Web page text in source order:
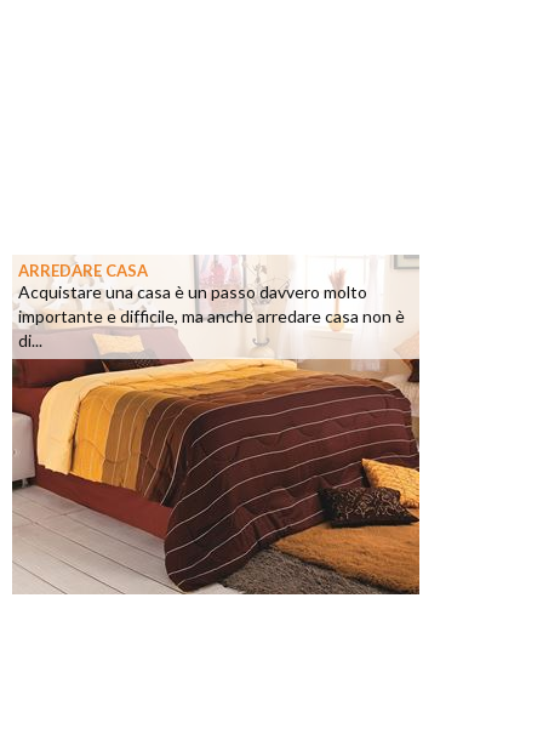
ARREDARE CASA
Acquistare una casa è un passo davvero molto
importante e difficile, ma anche arredare casa non è
di...